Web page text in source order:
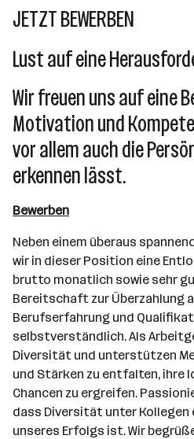
JETZT BEWERBEN
Lust auf eine
Wir freuen uns auf eine
Motivation und
vor allem auch die
erkennen lässt.
Bewerben
Neben einem überaus
wir in dieser Position eine
brutto monatlich sowie sehr
Bereitschaft zur Überzahlung
Berufserfahrung und
selbstverständlich. Als
Diversität und unterstützen
und Stärken zu entfalten, ihre
Chancen zu ergreifen.
dass Diversität unter Kollegen
unseres Erfolgs ist. Wir